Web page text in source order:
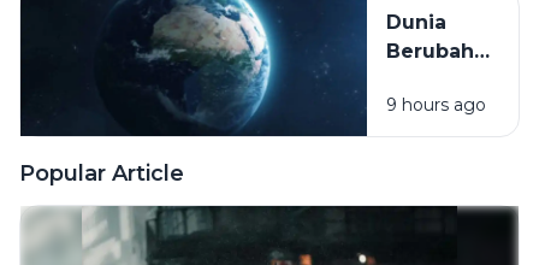
Menjalani
Hidup
Masa Depan
Planet Kita
Dunia
Berubah
Cepat dari
yang Kita
9 hours ago
Popular Article